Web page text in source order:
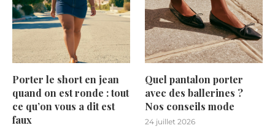
Porter le short en jean
quand on est ronde : tout
ce qu’on vous a dit est
faux
Quel pantalon porter
avec des ballerines ?
Nos conseils mode
24 juillet 2026